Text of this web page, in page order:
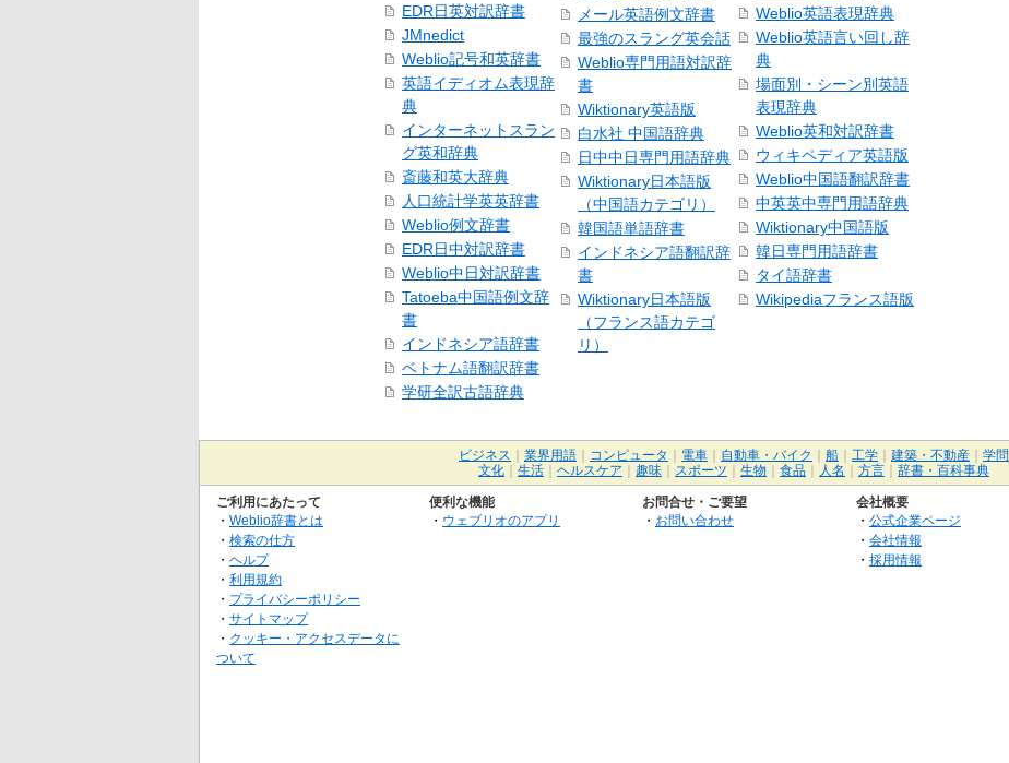
EDR日英対訳辞書
JMnedict
Weblio記号和英辞書
英語イディオム表現辞
典
インターネットスラン
グ英和辞典
斎藤和英大辞典
人口統計学英英辞書
Weblio例文辞書
EDR日中対訳辞書
Weblio中日対訳辞書
Tatoeba中国語例文辞
書
インドネシア語辞書
ベトナム語翻訳辞書
学研全訳古語辞典
メール英語例文辞書
最強のスラング英会話
Weblio専門用語対訳辞
書
Wiktionary英語版
白水社 中国語辞典
日中中日専門用語辞典
Wiktionary日本語版
（中国語カテゴリ）
韓国語単語辞書
インドネシア語翻訳辞
書
Wiktionary日本語版
（フランス語カテゴ
リ）
Weblio英語表現辞典
Weblio英語言い回し辞
典
場面別・シーン別英語
表現辞典
Weblio英和対訳辞書
ウィキペディア英語版
Weblio中国語翻訳辞書
中英英中専門用語辞典
Wiktionary中国語版
韓日専門用語辞書
タイ語辞書
Wikipediaフランス語版
ビジネス 業界用語 コンピュータ 電車 自動車・バイク 船 工学 建築・不動産
学問
文化
生活 ヘルスケア 趣味 スポーツ 生物 食品 人名 方言 辞書・百科事典
ご利用にあたって
・ Weblio辞書とは
・ 検索の仕方
・ ヘルプ
・ 利用規約
・ プライバシーポリシー
・ サイトマップ
・ クッキー・アクセスデータに
ついて
便利な機能
・ ウェブリオのアプリ
お問合せ・ご要望
・ お問い合わせ
会社概要
・ 公式企業ページ
・ 会社情報
・ 採用情報